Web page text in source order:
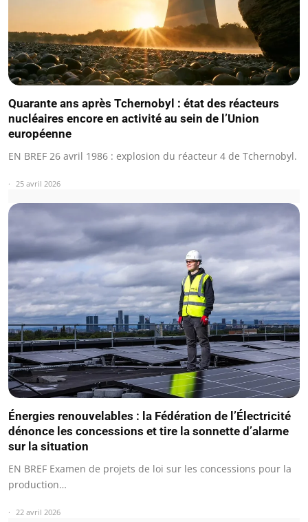
Quarante ans après Tchernobyl : état des réacteurs
nucléaires encore en activité au sein de l’Union
européenne
EN BREF 26 avril 1986 : explosion du réacteur 4 de Tchernobyl.
25 avril 2026
Énergies renouvelables : la Fédération de l’Électricité
dénonce les concessions et tire la sonnette d’alarme
sur la situation
EN BREF Examen de projets de loi sur les concessions pour la
production…
22 avril 2026